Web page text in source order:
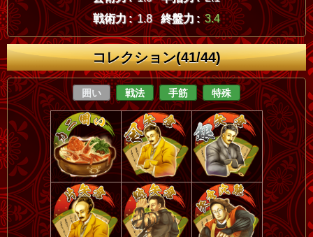
戦術力 : 1.8 終盤力 : 3.4
コレクション(41/44)
囲い 戦法 手筋 特殊